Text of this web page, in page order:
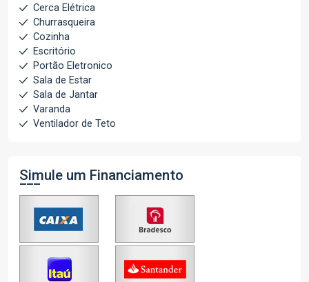
Cerca Elétrica
Churrasqueira
Cozinha
Escritório
Portão Eletronico
Sala de Estar
Sala de Jantar
Varanda
Ventilador de Teto
Simule um Financiamento